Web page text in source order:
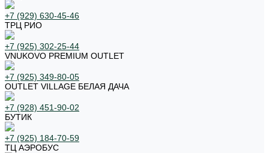
+7 (929) 630-45-46
ТРЦ РИО
+7 (925) 302-25-44
VNUKOVO PREMIUM OUTLET
+7 (925) 349-80-05
OUTLET VILLAGE БЕЛАЯ ДАЧА
+7 (928) 451-90-02
БУТИК
+7 (925) 184-70-59
ТЦ АЭРОБУС